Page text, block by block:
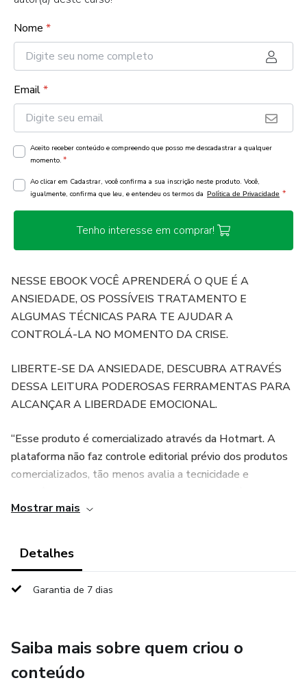
Nome *
Email*
Aceito receber conteúdo e compreendo que posso me descadastrar a qualquer
momento. *
Ao clicar em Cadastrar, você confirma a sua inscrição neste produto. Você,
igualmente, confirma que leu, e entendeu os termos da Política de Privacidade *
Tenho interesse em comprar!
NESSE EBOOK VOCÊ APRENDERÁ O QUE É A
ANSIEDADE, OS POSSÍVEIS TRATAMENTO E
ALGUMAS TÉCNICAS PARA TE AJUDAR A
CONTROLÁ-LA NO MOMENTO DA CRISE.
LIBERTE-SE DA ANSIEDADE, DESCUBRA ATRAVÉS
DESSA LEITURA PODEROSAS FERRAMENTAS PARA
ALCANÇAR A LIBERDADE EMOCIONAL.
“Esse produto é comercializado através da Hotmart. A
plataforma não faz controle editorial prévio dos produtos
comercializados, tão menos avalia a tecnicidade e
produto e sua aquisição, através plataforma, não podem
e resultado, em qualquer hipótese. Ao adquiri-lo, o
termos e políticas da Hotmart podem ser acessados aqui,
Mostrar mais
Detalhes
Garantia de 7 dias
Saiba mais sobre quem criou o
conteúdo